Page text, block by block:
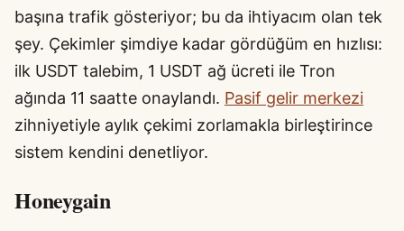
başına trafik gösteriyor; bu da ihtiyacım olan tek
şey. Çekimler şimdiye kadar gördüğüm en hızlısı:
ilk USDT talebim, 1 USDT ağ ücreti ile Tron
ağında 11 saatte onaylandı. Pasif gelir merkezi
zihniyetiyle aylık çekimi zorlamakla birleştirince
sistem kendini denetliyor.
Honeygain